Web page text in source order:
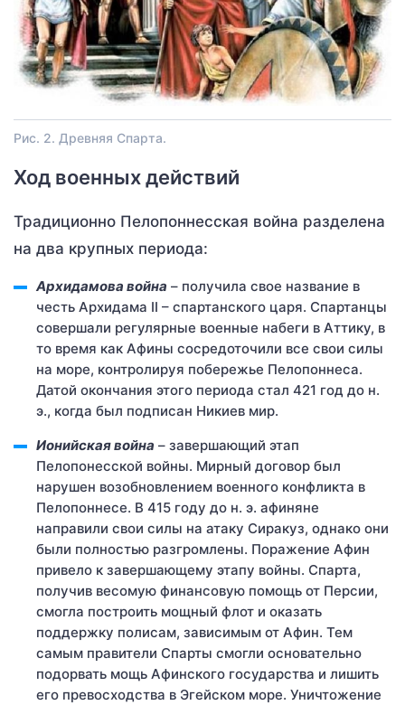
Рис. 2. Древняя Спарта.
Ход военных действий
Традиционно Пелопоннесская война разделена
на два крупных периода:
Архидамова война – получила свое название в
честь Архидама II – спартанского царя. Спартанцы
совершали регулярные военные набеги в Аттику, в
то время как Афины сосредоточили все свои силы
на море, контролируя побережье Пелопоннеса.
Датой окончания этого периода стал 421 год до н.
э., когда был подписан Никиев мир.
Ионийская война – завершающий этап
Пелопонесской войны. Мирный договор был
нарушен возобновлением военного конфликта в
Пелопоннесе. В 415 году до н. э. афиняне
направили свои силы на атаку Сиракуз, однако они
были полностью разгромлены. Поражение Афин
привело к завершающему этапу войны. Спарта,
получив весомую финансовую помощь от Персии,
смогла построить мощный флот и оказать
поддержку полисам, зависимым от Афин. Тем
самым правители Спарты смогли основательно
подорвать мощь Афинского государства и лишить
его превосходства в Эгейском море. Уничтожение